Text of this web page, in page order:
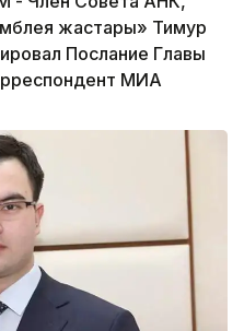
жастары» Тимур
Послание Главы
МИА